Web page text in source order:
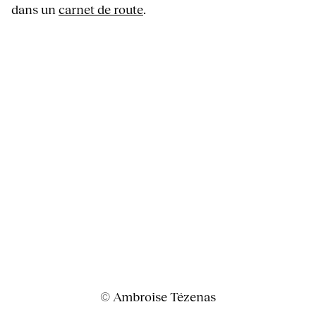
dans un carnet de route.
© Ambroise Tézenas